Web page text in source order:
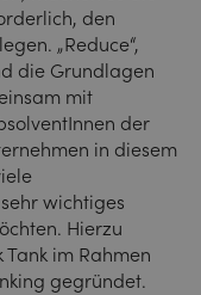
den
„Reduce“,
die Grundlagen
mit
der
in diesem
wichtiges
Hierzu
im Rahmen
gegründet.